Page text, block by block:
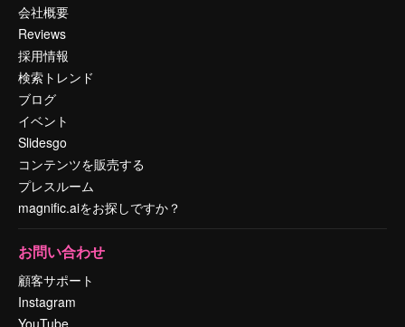
会社概要
Reviews
採用情報
検索トレンド
ブログ
イベント
Slidesgo
コンテンツを販売する
プレスルーム
magnific.aiをお探しですか？
お問い合わせ
顧客サポート
Instagram
YouTube